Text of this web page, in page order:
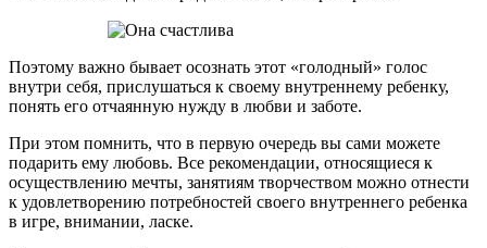
Поэтому важно бывает осознать этот «голодный» голос
внутри себя, прислушаться к своему внутреннему ребенку,
понять его отчаянную нужду в любви и заботе.
При этом помнить, что в первую очередь вы сами можете
подарить ему любовь. Все рекомендации, относящиеся к
осуществлению мечты, занятиям творчеством можно отнести
к удовлетворению потребностей своего внутреннего ребенка
в игре, внимании, ласке.